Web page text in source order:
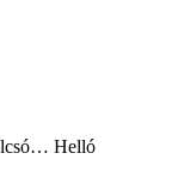
Helló